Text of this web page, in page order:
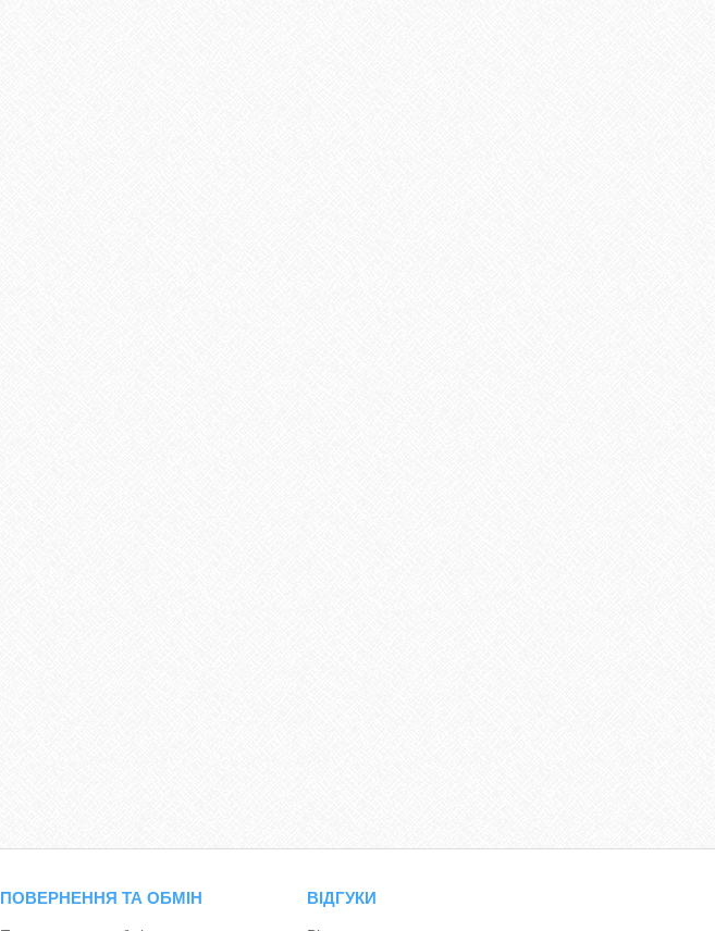
ПОВЕРНЕННЯ ТА ОБМІН ВІДГУКИ